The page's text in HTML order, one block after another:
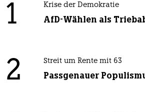
1 Krise der Demokratie
AfD-Wählen als
2 Streit um Rente mit 63
Passgenauer